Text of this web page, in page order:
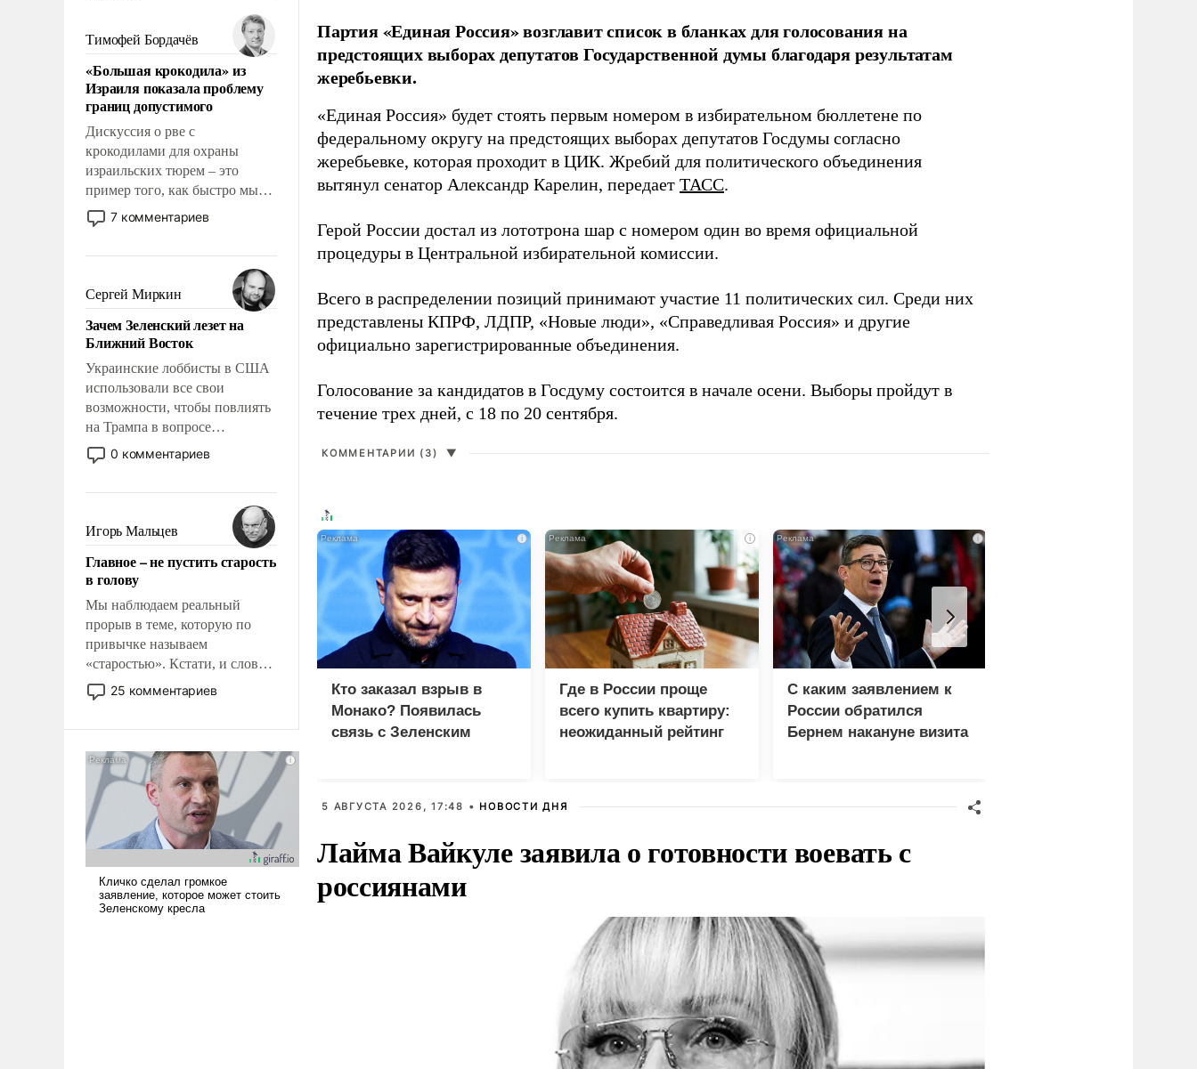
Тимофей Бордачёв
«Большая крокодила» из
Израиля показала проблему
границ допустимого
Дискуссия о рве с
крокодилами для охраны
израильских тюрем – это
пример того, как быстро мы
двигаемся по пути
революционных изменений.
псевдонаучной фантастики,
стало всерьез обсуждаемой
идеей.
7 комментариев
Сергей Миркин
Зачем Зеленский лезет на
Ближний Восток
Украинские лоббисты в США
использовали все свои
возможности, чтобы повлиять
на Трампа в вопросе
предоставления вооружений
своим нанимателям. Вероятно,
консультирует Киев, пришла в
голову мысль: хорошо бы
продемонстрировать, что
Украина вступила в
вооруженное противостояние
с Ираном.
0 комментариев
Игорь Мальцев
Главное – не пустить старость
в голову
Мы наблюдаем реальный
прорыв в теме, которую по
привычке называем
«старостью». Кстати, и слово-
то это уже стараются не
использовать – так же, как
что оно уже несет негативные
коннотации.
25 комментариев
Партия «Единая Россия» возглавит список в бланках для голосования на
предстоящих выборах депутатов Государственной думы благодаря результатам
жеребьевки.
«Единая Россия» будет стоять первым номером в избирательном бюллетене по
федеральному округу на предстоящих выборах депутатов Госдумы согласно
жеребьевке, которая проходит в ЦИК. Жребий для политического объединения
вытянул сенатор Александр Карелин, передает ТАСС.
Герой России достал из лототрона шар с номером один во время официальной
процедуры в Центральной избирательной комиссии.
Всего в распределении позиций принимают участие 11 политических сил. Среди них
представлены КПРФ, ЛДПР, «Новые люди», «Справедливая Россия» и другие
официально зарегистрированные объединения.
Голосование за кандидатов в Госдуму состоится в начале осени. Выборы пройдут в
течение трех дней, с 18 по 20 сентября.
КОММЕНТАРИИ (3) ▼
i
Кто заказал взрыв в
Монако? Появилась
связь с Зеленским
i
Где в России проще
всего купить квартиру:
неожиданный рейтинг
i
С каким заявлением к
России обратился
Бернем накануне визита
5 АВГУСТА 2026, 17:48 • НОВОСТИ ДНЯ
Лайма Вайкуле заявила о готовности воевать с
россиянами